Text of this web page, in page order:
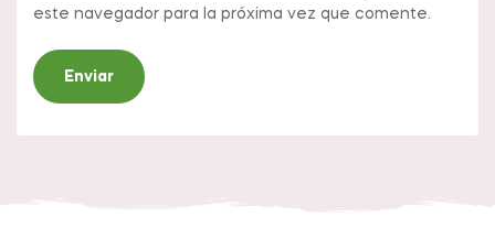
este navegador para la próxima vez que comente.